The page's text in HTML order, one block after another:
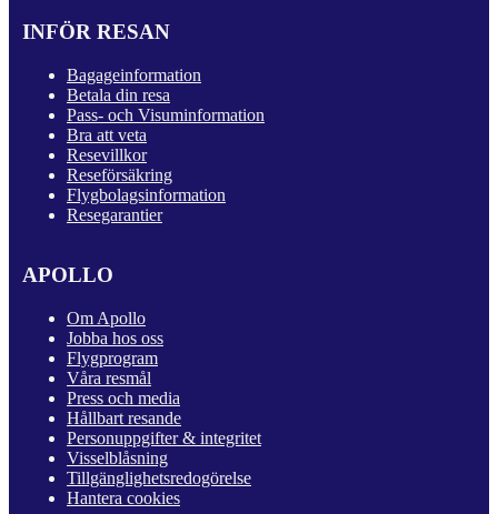
INFÖR RESAN
Bagageinformation
Betala din resa
Pass- och Visuminformation
Bra att veta
Resevillkor
Reseförsäkring
Flygbolagsinformation
Resegarantier
APOLLO
Om Apollo
Jobba hos oss
Flygprogram
Våra resmål
Press och media
Hållbart resande
Personuppgifter & integritet
Visselblåsning
Tillgänglighetsredogörelse
Hantera cookies